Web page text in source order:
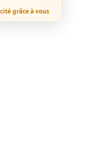
grâce à vous